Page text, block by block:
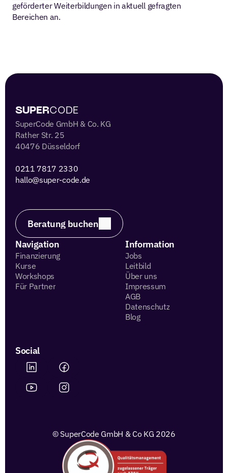
geförderter Weiterbildungen in aktuell gefragten
Bereichen an.
SUPERCODE
SuperCode GmbH & Co. KG
Rather Str. 25
40476 Düsseldorf
0211 7817 2330
hallo@super-code.de
Beratung buchen
Navigation
Finanzierung
Kurse
Workshops
Für Partner
Information
Jobs
Leitbild
Über uns
Impressum
AGB
Datenschutz
Blog
Social
© SuperCode GmbH & Co KG 2026